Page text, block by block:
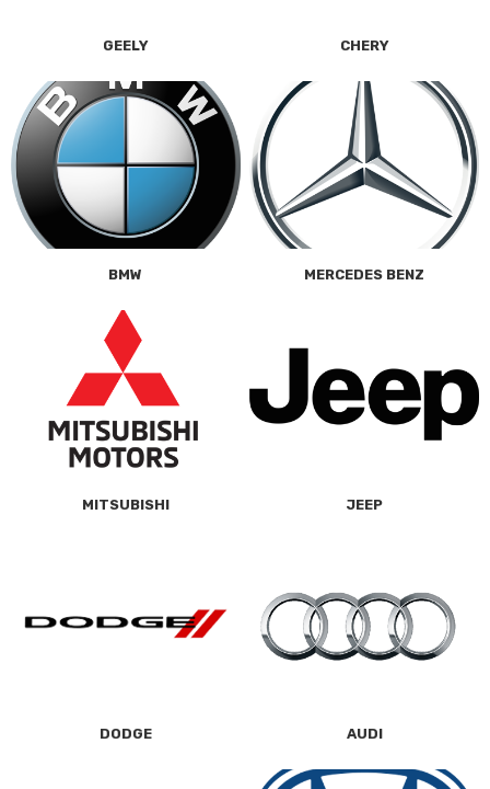
GEELY CHERY
BMW MERCEDES BENZ
MITSUBISHI JEEP
DODGE AUDI